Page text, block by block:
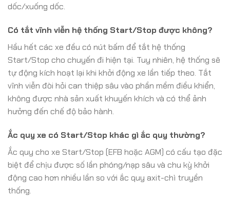
dốc/xuống dốc.
Có tắt vĩnh viễn hệ thống Start/Stop được không?
Hầu hết các xe đều có nút bấm để tắt hệ thống
Start/Stop cho chuyến đi hiện tại. Tuy nhiên, hệ thống sẽ
tự động kích hoạt lại khi khởi động xe lần tiếp theo. Tắt
vĩnh viễn đòi hỏi can thiệp sâu vào phần mềm điều khiển,
không được nhà sản xuất khuyến khích và có thể ảnh
hưởng đến chế độ bảo hành.
Ắc quy xe có Start/Stop khác gì ắc quy thường?
Ắc quy cho xe Start/Stop (EFB hoặc AGM) có cấu tạo đặc
biệt để chịu được số lần phóng/nạp sâu và chu kỳ khởi
động cao hơn nhiều lần so với ắc quy axit-chì truyền
thống.